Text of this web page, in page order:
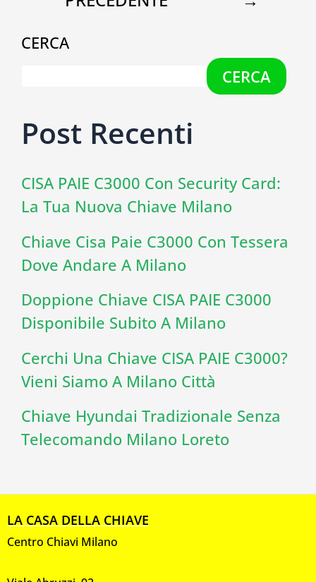
CERCA
CERCA
Post Recenti
CISA PAIE C3000 Con Security Card:
La Tua Nuova Chiave Milano
Chiave Cisa Paie C3000 Con Tessera
Dove Andare A Milano
Doppione Chiave CISA PAIE C3000
Disponibile Subito A Milano
Cerchi Una Chiave CISA PAIE C3000?
Vieni Siamo A Milano Città
Chiave Hyundai Tradizionale Senza
Telecomando Milano Loreto
LA CASA DELLA CHIAVE
Centro Chiavi Milano